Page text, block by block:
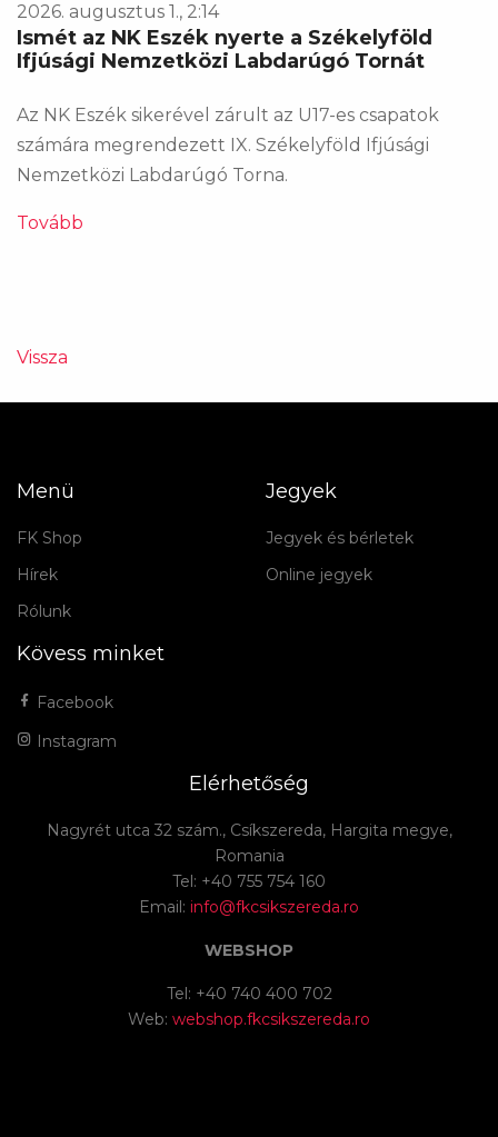
2026. augusztus 1., 2:14
Ismét az NK Eszék nyerte a Székelyföld
Ifjúsági Nemzetközi Labdarúgó Tornát
Az NK Eszék sikerével zárult az U17-es csapatok
számára megrendezett IX. Székelyföld Ifjúsági
Nemzetközi Labdarúgó Torna.
Tovább
Vissza
Menü
FK Shop
Hírek
Rólunk
Jegyek
Jegyek és bérletek
Online jegyek
Kövess minket
Facebook
Instagram
Elérhetőség
Nagyrét utca 32 szám., Csíkszereda, Hargita megye,
Romania
Tel: +40 755 754 160
Email: info@fkcsikszereda.ro
WEBSHOP
Tel: +40 740 400 702
Web: webshop.fkcsikszereda.ro